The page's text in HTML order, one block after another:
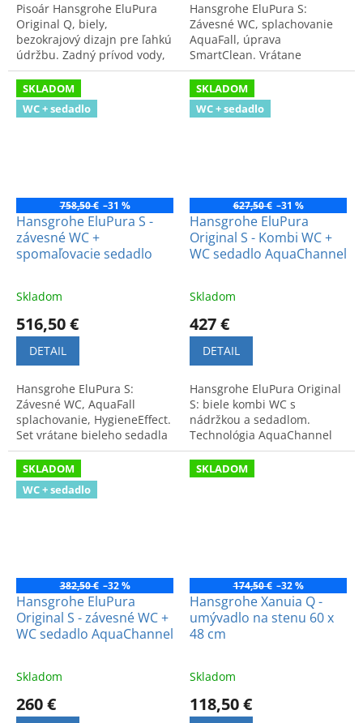
Pisoár Hansgrohe EluPura
Original Q, biely,
bezokrajový dizajn pre ľahkú
údržbu. Zadný prívod vody,
flexibilný odtok. Moderný
vzhľad a špičková kvalita.
Hansgrohe EluPura S:
Závesné WC, splachovanie
AquaFall, úprava
SmartClean. Vrátane
sedadla SoftClose a
QuickRelease. Biela farba,
vysoká hygiena a kvalita.
SKLADOM
WC + sedadlo
758,50 € –31 %
Hansgrohe EluPura S -
závesné WC +
spomaľovacie sedadlo
Skladom
516,50 €
DETAIL
Hansgrohe EluPura S:
Závesné WC, AquaFall
splachovanie, HygieneEffect.
Set vrátane bieleho sedadla
so systémom SoftClose a
QuickRelease.
SKLADOM
WC + sedadlo
627,50 € –31 %
Hansgrohe EluPura
Original S - Kombi WC +
WC sedadlo AquaChannel
Skladom
427 €
DETAIL
Hansgrohe EluPura Original
S: biele kombi WC s
nádržkou a sedadlom.
Technológia AquaChannel
Flush zaisťuje vysokú čistotu.
Moderný a funkčný dizajn.
SKLADOM
WC + sedadlo
382,50 € –32 %
Hansgrohe EluPura
Original S - závesné WC +
WC sedadlo AquaChannel
Skladom
260 €
SKLADOM
174,50 € –32 %
Hansgrohe Xanuia Q -
umývadlo na stenu 60 x
48 cm
Skladom
118,50 €